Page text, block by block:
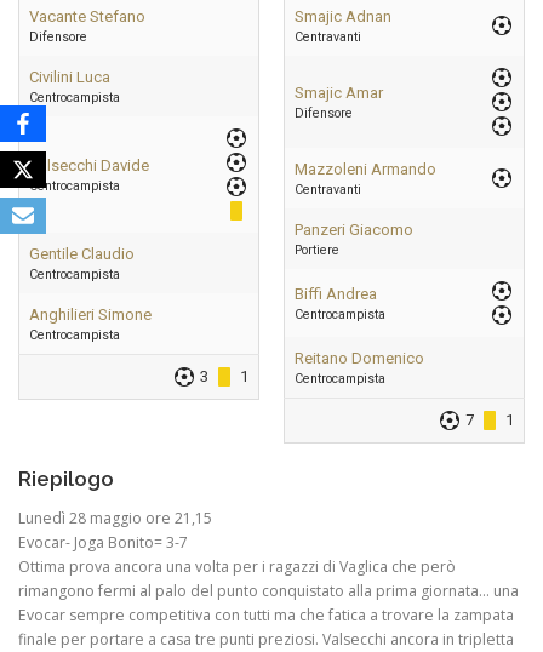
Vacante Stefano
Difensore
Civilini Luca
Centrocampista
Valsecchi Davide
Centrocampista
Gentile Claudio
Centrocampista
Anghilieri Simone
Centrocampista
3 1
Smajic Adnan
Centravanti
Smajic Amar
Difensore
Mazzoleni Armando
Centravanti
Panzeri Giacomo
Portiere
Biffi Andrea
Centrocampista
Reitano Domenico
Centrocampista
7 1
Riepilogo
Lunedì 28 maggio ore 21,15
Evocar- Joga Bonito= 3-7
Ottima prova ancora una volta per i ragazzi di Vaglica che però
rimangono fermi al palo del punto conquistato alla prima giornata… una
Evocar sempre competitiva con tutti ma che fatica a trovare la zampata
finale per portare a casa tre punti preziosi. Valsecchi ancora in tripletta